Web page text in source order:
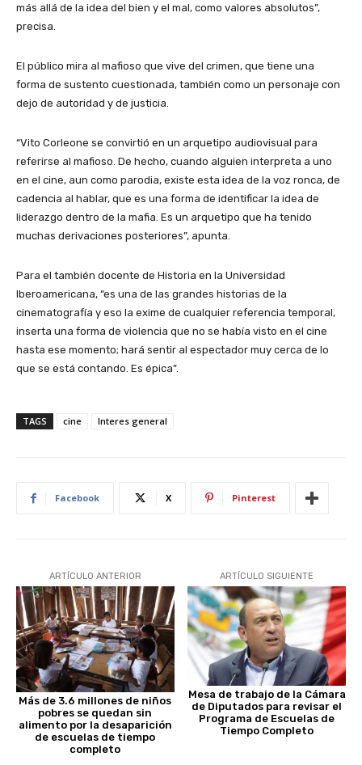
más allá de la idea del bien y el mal, como valores absolutos”,
precisa.
El público mira al mafioso que vive del crimen, que tiene una
forma de sustento cuestionada, también como un personaje con
dejo de autoridad y de justicia.
“Vito Corleone se convirtió en un arquetipo audiovisual para
referirse al mafioso. De hecho, cuando alguien interpreta a uno
en el cine, aun como parodia, existe esta idea de la voz ronca, de
cadencia al hablar, que es una forma de identificar la idea de
liderazgo dentro de la mafia. Es un arquetipo que ha tenido
muchas derivaciones posteriores”, apunta.
Para el también docente de Historia en la Universidad
Iberoamericana, “es una de las grandes historias de la
cinematografía y eso la exime de cualquier referencia temporal,
inserta una forma de violencia que no se había visto en el cine
hasta ese momento; hará sentir al espectador muy cerca de lo
que se está contando. Es épica”.
TAGS cine Interes general
Facebook X Pinterest
ARTÍCULO ANTERIOR
Más de 3.6 millones de niños
pobres se quedan sin
alimento por la desaparición
de escuelas de tiempo
completo
ARTÍCULO SIGUIENTE
Mesa de trabajo de la Cámara
de Diputados para revisar el
Programa de Escuelas de
Tiempo Completo